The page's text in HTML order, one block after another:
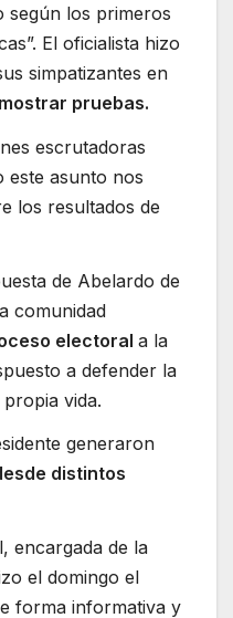
según los primeros
El oficialista hizo
simpatizantes en
pruebas.
escrutadoras
este asunto nos
los resultados de
de Abelardo de
comunidad
electoral a la
a defender la
vida.
generaron
distintos
encargada de la
el domingo el
forma informativa y